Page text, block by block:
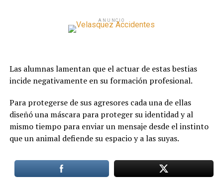
ANUNCIO
Las alumnas lamentan que el actuar de estas bestias
incide negativamente en su formación profesional.
Para protegerse de sus agresores cada una de ellas
diseñó una máscara para proteger su identidad y al
mismo tiempo para enviar un mensaje desde el instinto
que un animal defiende su espacio y a las suyas.